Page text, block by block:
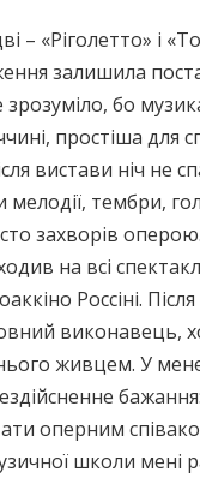
– «Ріголетто» і
залишила
зрозуміло, бо
простіша для
вистави ніч не
мелодії, тембри,
захворів
на всі
Россіні.
виконавець,
живцем. У
оперним
школи мені